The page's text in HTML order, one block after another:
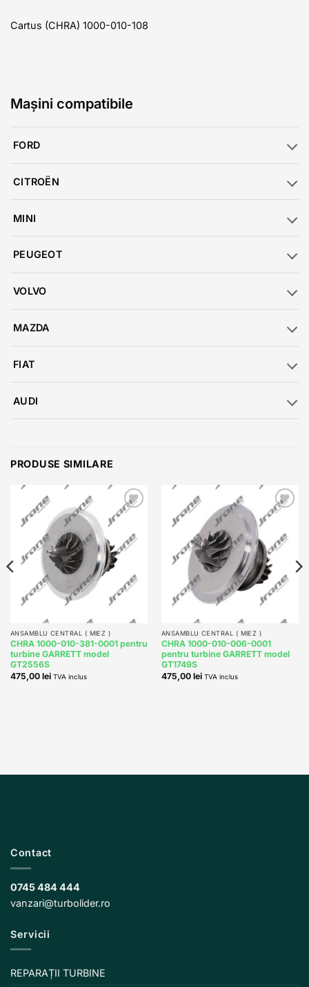
Cartus (CHRA) 1000-010-108
Mașini compatibile
FORD
CITROËN
MINI
PEUGEOT
VOLVO
MAZDA
FIAT
AUDI
PRODUSE SIMILARE
Add to
ANSAMBLU CENTRAL ( MIEZ )
CHRA 1000-010-381-0001 pentru
turbine GARRETT model
GT2556S
475,00 lei TVA inclus
Add to
ANSAMBLU CENTRAL ( MIEZ )
CHRA 1000-010-006-0001
pentru turbine GARRETT model
GT1749S
475,00 lei TVA inclus
Contact
0745 484 444
vanzari@turbolider.ro
Servicii
REPARAȚII TURBINE